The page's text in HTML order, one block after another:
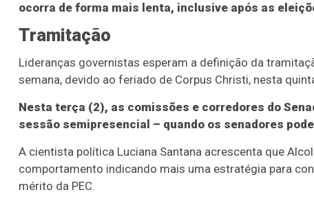
ocorra de forma mais lenta, inclusive após as
Tramitação
Lideranças governistas esperam a definição da
semana, devido ao feriado de Corpus Christi, nesta
Nesta terça (2), as comissões e corredores do
sessão semipresencial – quando os senadores
A cientista política Luciana Santana acrescenta que
comportamento indicando mais uma estratégia para
mérito da PEC.